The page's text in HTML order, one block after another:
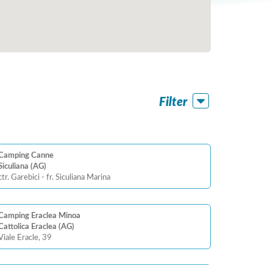
Filter
Canne
(AG)
Garebici - fr. Siculiana Marina
Eraclea Minoa
Eraclea (AG)
Eracle, 39